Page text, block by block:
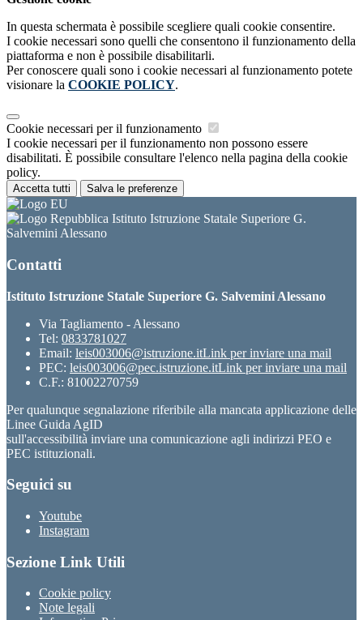
In questa schermata è possibile scegliere quali cookie consentire.
I cookie necessari sono quelli che consentono il funzionamento della
piattaforma e non è possibile disabilitarli.
Per conoscere quali sono i cookie necessari al funzionamento potete
visionare la COOKIE POLICY.
Cookie necessari per il funzionamento
I cookie necessari per il funzionamento non possono essere
disabilitati. È possibile consultare l'elenco nella pagina della cookie
policy.
Accetta tutti Salva le preferenze
Istituto Istruzione Statale Superiore G.
Salvemini Alessano
Contatti
Istituto Istruzione Statale Superiore G. Salvemini Alessano
Via Tagliamento - Alessano
Tel: 0833781027
Email: leis003006@istruzione.itLink per inviare una mail
PEC: leis003006@pec.istruzione.itLink per inviare una mail
C.F.: 81002270759
Per qualunque segnalazione riferibile alla mancata applicazione delle
Linee Guida AgID
sull'accessibilità inviare una comunicazione agli indirizzi PEO e
PEC istituzionali.
Seguici su
Youtube
Instagram
Sezione Link Utili
Cookie policy
Note legali